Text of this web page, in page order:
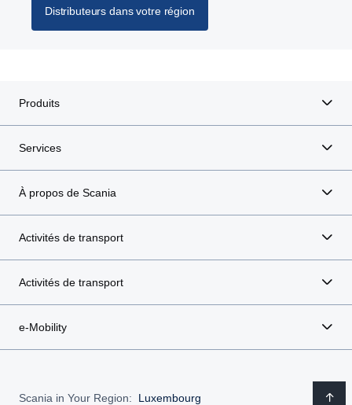
Distributeurs dans votre région
Produits
Services
À propos de Scania
Activités de transport
Activités de transport
e-Mobility
Scania in Your Region: Luxembourg